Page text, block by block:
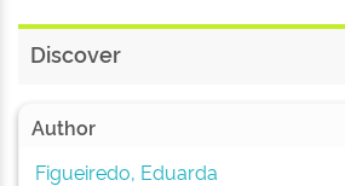
Discover
Author
Figueiredo, Eduarda